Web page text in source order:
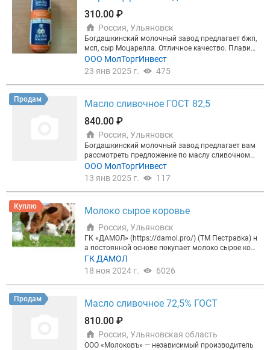
ую точку России транспортной компанией. Надое
ло работать с ванючим жиром ? Поставщик пост
оянно задерживает поставки? Устали переплачи
вать посредникам? - Звоните......:)
310.00 ₽
Россия, Ульяновск
Богдашкинский молочный завод предлагает бжп,
мсп, сыр Моцарелла. Отличное качество. Плавитс
я, тянется, не горит. БЖП 310 руб МСП 350 руб Сы
р 450 руб Есть доставка. Образцы предоставляе
ООО МолТоргИнвест
23 янв 2025 г.
475
Продам
Масло сливочное ГОСТ 82,5
840.00 ₽
Россия, Ульяновск
Богдашкинский молочный завод предлагает вам
рассмотреть предложение по маслу сливочному
ГОСТ 82,5 % монолит 20кг. Чистый состав. Прохо
дит все проверки. Свежие сроки. Есть доставка св
840 руб.
ООО МолТоргИнвест
13 янв 2025 г.
117
Куплю Молоко сырое коровье
Россия, Ульяновск
ГК «ДАМОЛ» (https://damol.pro/) (ТМ Пестравка) н
а постоянной основе покупает молоко сырое кор
овье в любом объёме (до 200 тн. в сутки). Регион
альный директор по закупкам сырья Верещак Ни
ГК ДАМОЛ
18 ноя 2024 г.
6026
Продам
Масло сливочное 72,5% ГОСТ
810.00 ₽
Россия, Ульяновская область
ООО «Молоковъ» — независимый производитель